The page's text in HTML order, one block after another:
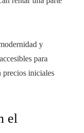
y
para
precios iniciales
el